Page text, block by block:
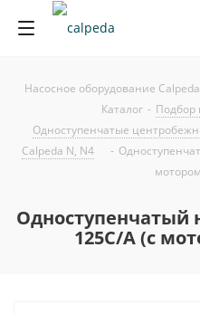
Насосное оборудование
Каталог - Подбор
Одноступенчатые
Calpeda N, N4
-
Одноступенчатый
125C/A (с